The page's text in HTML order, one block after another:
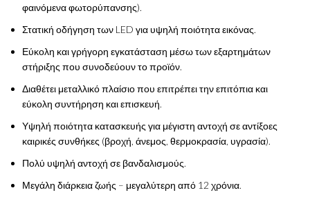
φαινόμενα φωτορύπανσης).
Στατική οδήγηση των LED για υψηλή ποιότητα εικόνας.
Εύκολη και γρήγορη εγκατάσταση μέσω των εξαρτημάτων
στήριξης που συνοδεύουν το προϊόν.
Διαθέτει μεταλλικό πλαίσιο που επιτρέπει την επιτόπια και
εύκολη συντήρηση και επισκευή.
Υψηλή ποιότητα κατασκευής για μέγιστη αντοχή σε αντίξοες
καιρικές συνθήκες (βροχή, άνεμος, θερμοκρασία, υγρασία).
Πολύ υψηλή αντοχή σε βανδαλισμούς.
Μεγάλη διάρκεια ζωής – μεγαλύτερη από 12 χρόνια.